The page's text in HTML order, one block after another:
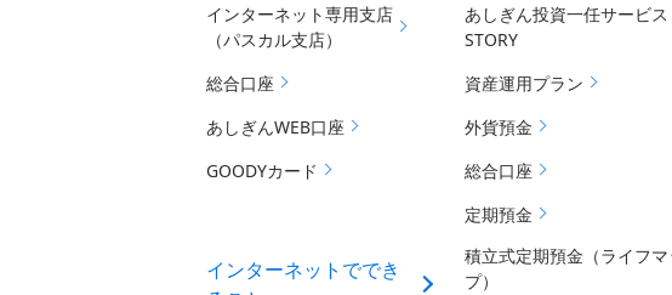
インターネット専用支店
（パスカル支店）
総合口座
あしぎんWEB口座
GOODYカード
インターネットででき
あしぎん投資一任サービス
STORY
資産運用プラン
外貨預金
総合口座
定期預金
積立式定期預金（ライフマ
プ）